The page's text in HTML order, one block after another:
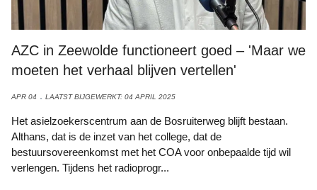
AZC in Zeewolde functioneert goed – 'Maar we
moeten het verhaal blijven vertellen'
APR 04 LAATST BIJGEWERKT: 04 APRIL 2025
Het asielzoekerscentrum aan de Bosruiterweg blijft bestaan.
Althans, dat is de inzet van het college, dat de
bestuursovereenkomst met het COA voor onbepaalde tijd wil
verlengen. Tijdens het radioprogr...